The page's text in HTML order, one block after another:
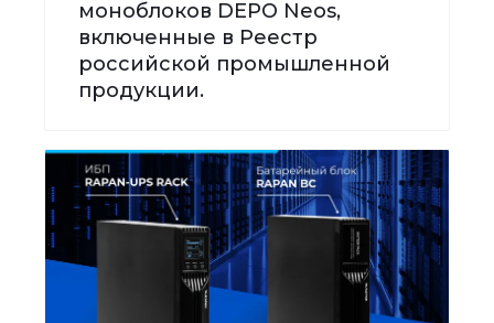
моноблоков DEPO Neos,
включенные в Реестр
российской промышленной
продукции.